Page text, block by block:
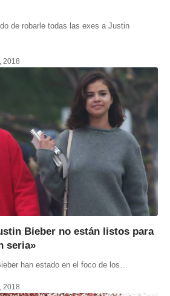
de robarle todas las exes a Justin
2018
Bieber no están listos para
seria»
han estado en el foco de los…
2018